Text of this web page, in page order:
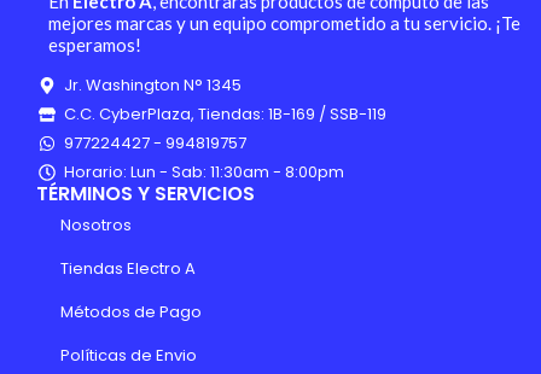
mejores marcas y un equipo comprometido a tu servicio. ¡Te
esperamos!
Jr. Washington N° 1345
C.C. CyberPlaza, Tiendas: 1B-169 / SSB-119
977224427 - 994819757
Horario: Lun - Sab: 11:30am - 8:00pm
TÉRMINOS Y SERVICIOS
Nosotros
Tiendas Electro A
Métodos de Pago
Políticas de Envio